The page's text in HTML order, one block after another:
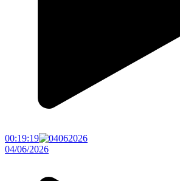
00:19:19
04/06/2026